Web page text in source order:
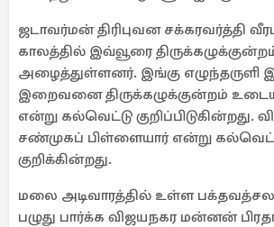
ஜடாவர்மன் திரிபுவன சக்கரவர்த்தி
காலத்தில் இவ்வூரை
அழைத்துள்ளனர். இங்கு எழுந்தருளி
இறைவனை திருக்கழுக்குன்றம்
என்று கல்வெட்டு குறிப்பிடுகின்றது.
சண்முகப் பிள்ளையார் என்று
குறிக்கின்றது.
மலை அடிவாரத்தில் உள்ள
பழுது பார்க்க விஜயநகர மன்னன்